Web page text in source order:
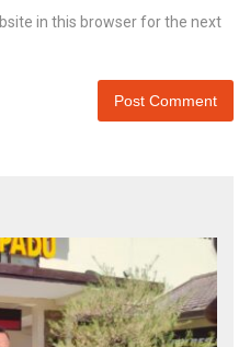
in this browser for the next